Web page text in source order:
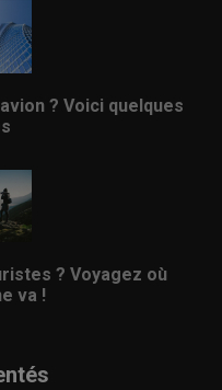
? Voici quelques
? Voyagez où
va !